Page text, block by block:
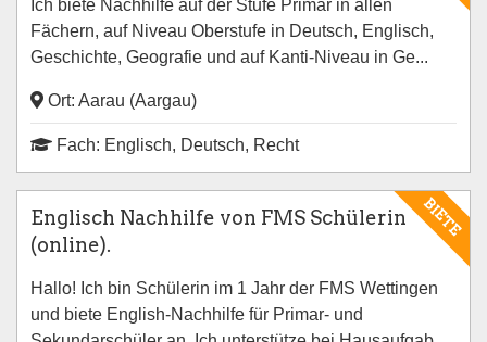
Ich biete Nachhilfe auf der Stufe Primar in allen
Fächern, auf Niveau Oberstufe in Deutsch, Englisch,
Geschichte, Geografie und auf Kanti-Niveau in Ge...
Ort: Aarau (Aargau)
Fach: Englisch, Deutsch, Recht
BIETE
Englisch Nachhilfe von FMS Schülerin
(online).
Hallo! Ich bin Schülerin im 1 Jahr der FMS Wettingen
und biete English-Nachhilfe für Primar- und